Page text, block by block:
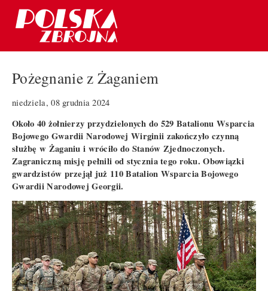
Pożegnanie z Żaganiem
niedziela, 08 grudnia 2024
Około 40 żołnierzy przydzielonych do 529 Batalionu Wsparcia
Bojowego Gwardii Narodowej Wirginii zakończyło czynną
służbę w Żaganiu i wróciło do Stanów Zjednoczonych.
Zagraniczną misję pełnili od stycznia tego roku. Obowiązki
gwardzistów przejął już 110 Batalion Wsparcia Bojowego
Gwardii Narodowej Georgii.